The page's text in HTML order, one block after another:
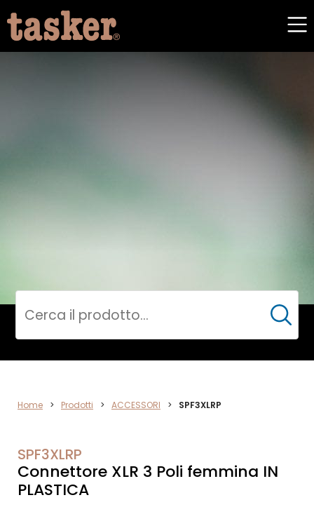
VIDEO
Cerca
Home > Prodotti > ACCESSORI > SPF3XLRP
SPF3XLRP
Connettore XLR 3 Poli femmina IN
PLASTICA